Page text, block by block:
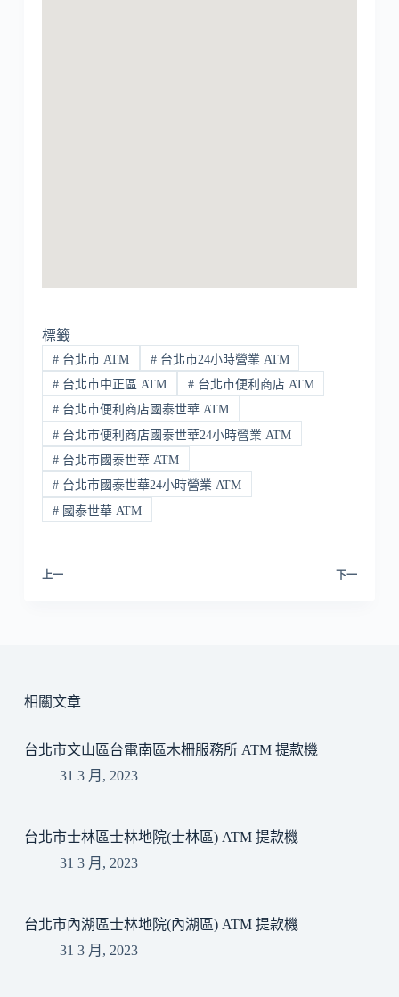
標籤
#台北市 ATM #台北市24小時營業 ATM
#台北市中正區 ATM #台北市便利商店 ATM
#台北市便利商店國泰世華 ATM
#台北市便利商店國泰世華24小時營業 ATM
#台北市國泰世華 ATM
#台北市國泰世華24小時營業 ATM
#國泰世華 ATM
上一 下一
相關文章
台北市文山區台電南區木柵服務所 ATM 提款機
31 3 月, 2023
台北市士林區士林地院(士林區) ATM 提款機
31 3 月, 2023
台北市內湖區士林地院(內湖區) ATM 提款機
31 3 月, 2023